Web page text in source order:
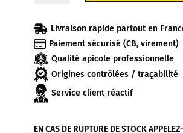
HAUSSE
(170MM)
FILS
VERTICAUX
 Livraison rapide partout en
 Paiement sécurisé (CB, virement)
Qualité apicole professionnelle
Origines contrôlées / traçabilité
Service client réactif
EN CAS DE RUPTURE DE STOCK